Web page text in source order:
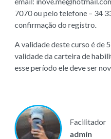
7070 ou pelo telefone – 34
confirmação do registro.
A validade deste curso é de
validade da carteira de
esse período ele deve ser
Facilitador
admin